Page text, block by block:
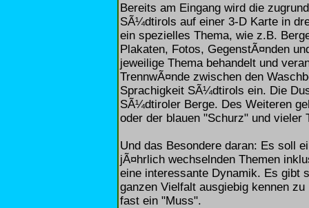
Bereits am Eingang wird die
SÃ¼dtirols auf einer 3-D Karte in
ein spezielles Thema, wie z.B.
Plakaten, Fotos, GegenstÃ¤nden
jeweilige Thema behandelt und
TrennwÃ¤nde zwischen den
Sprachigkeit SÃ¼dtirols ein. Die
SÃ¼dtiroler Berge. Des Weiteren
oder der blauen "Schurz" und vieler
Und das Besondere daran: Es soll
jÃ¤hrlich wechselnden Themen
eine interessante Dynamik. Es gibt
ganzen Vielfalt ausgiebig kennen
fast ein "Muss".